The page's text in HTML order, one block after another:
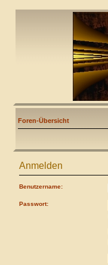
Foren-Übersicht
Anmelden
Benutzername:
Passwort: